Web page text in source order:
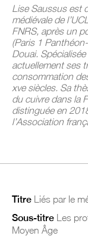
Lise Saussus est
médiévale de
FNRS, après un
(Paris 1
Douai.
actuellement ses
consommation
xve siècles. Sa
du cuivre dans la
distinguée en
l’Association
Titre Liés par le
Sous-titre Les
Moyen Âge